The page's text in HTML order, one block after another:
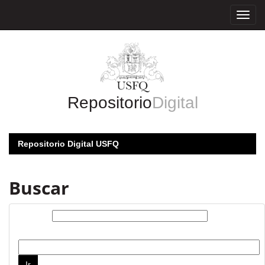
RepositorioDigital
Repositorio Digital USFQ
Buscar